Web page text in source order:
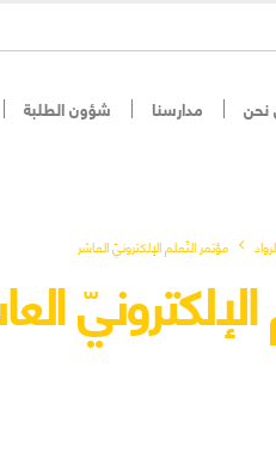
نحن مدارسنا شؤون الطلبة
مؤتمر التّعلم الإلكترونيّ العاشر